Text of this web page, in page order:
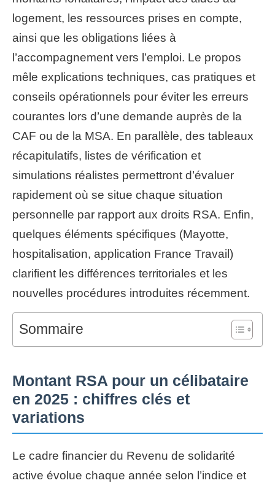
logement, les ressources prises en compte,
ainsi que les obligations liées à
l’accompagnement vers l’emploi. Le propos
mêle explications techniques, cas pratiques et
conseils opérationnels pour éviter les erreurs
courantes lors d’une demande auprès de la
CAF ou de la MSA. En parallèle, des tableaux
récapitulatifs, listes de vérification et
simulations réalistes permettront d’évaluer
rapidement où se situe chaque situation
personnelle par rapport aux droits RSA. Enfin,
quelques éléments spécifiques (Mayotte,
hospitalisation, application France Travail)
clarifient les différences territoriales et les
nouvelles procédures introduites récemment.
Sommaire
Montant RSA pour un célibataire
en 2025 : chiffres clés et
variations
Le cadre financier du Revenu de solidarité
active évolue chaque année selon l’indice et